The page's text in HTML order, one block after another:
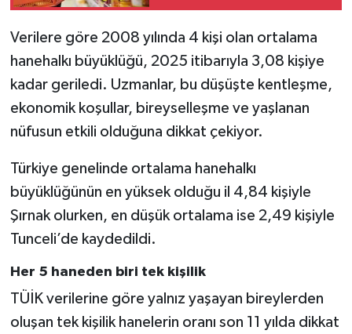
Verilere göre 2008 yılında 4 kişi olan ortalama
hanehalkı büyüklüğü, 2025 itibarıyla 3,08 kişiye
kadar geriledi. Uzmanlar, bu düşüşte kentleşme,
ekonomik koşullar, bireyselleşme ve yaşlanan
nüfusun etkili olduğuna dikkat çekiyor.
Türkiye genelinde ortalama hanehalkı
büyüklüğünün en yüksek olduğu il 4,84 kişiyle
Şırnak olurken, en düşük ortalama ise 2,49 kişiyle
Tunceli’de kaydedildi.
Her 5 haneden biri tek kişilik
TÜİK verilerine göre yalnız yaşayan bireylerden
oluşan tek kişilik hanelerin oranı son 11 yılda dikkat